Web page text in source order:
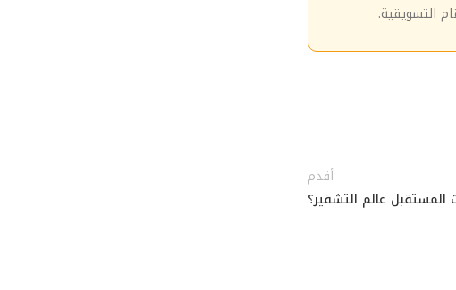
التسويقية.
أقدم
عالم التشفير؟